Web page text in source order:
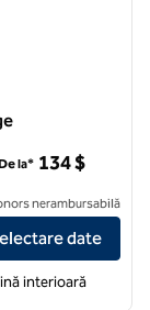
Chicago-Burr
la* 134 $
nerambursabilă
date
interioară